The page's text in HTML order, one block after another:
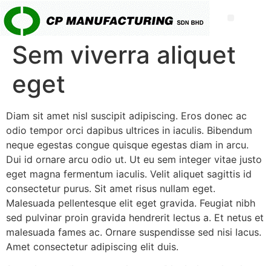
Sem viverra aliquet
eget
Diam sit amet nisl suscipit adipiscing. Eros donec ac
odio tempor orci dapibus ultrices in iaculis. Bibendum
neque egestas congue quisque egestas diam in arcu.
Dui id ornare arcu odio ut. Ut eu sem integer vitae justo
eget magna fermentum iaculis. Velit aliquet sagittis id
consectetur purus. Sit amet risus nullam eget.
Malesuada pellentesque elit eget gravida. Feugiat nibh
sed pulvinar proin gravida hendrerit lectus a. Et netus et
malesuada fames ac. Ornare suspendisse sed nisi lacus.
Amet consectetur adipiscing elit duis.